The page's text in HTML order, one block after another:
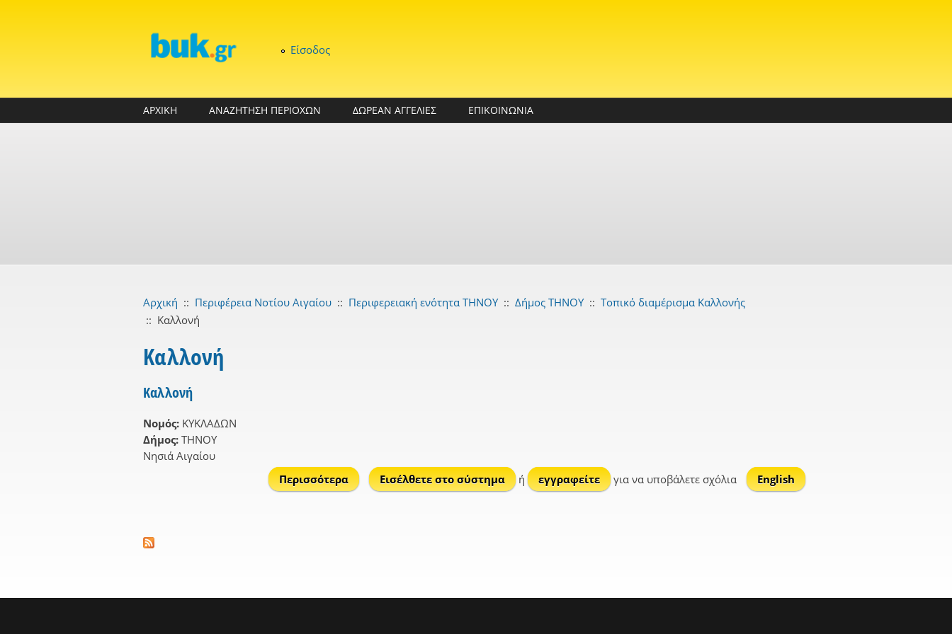
Είσοδος
ΑΡΧΙΚΗ ΑΝΑΖΗΤΗΣΗ ΠΕΡΙΟΧΩΝ ΔΩΡΕΑΝ ΑΓΓΕΛΙΕΣ ΕΠΙΚΟΙΝΩΝΙΑ
Αρχική :: Περιφέρεια Νοτίου Αιγαίου :: Περιφερειακή ενότητα ΤΗΝΟΥ :: Δήμος ΤΗΝΟΥ :: Τοπικό διαμέρισμα Καλλονής
:: Καλλονή
Καλλονή
Καλλονή
Νομός: ΚΥΚΛΑΔΩΝ
Δήμος: ΤΗΝΟΥ
Νησιά Αιγαίου
Περισσότεραγια Καλλονή
Εισέλθετε στο σύστημα ή εγγραφείτε για να υποβάλετε σχόλια English